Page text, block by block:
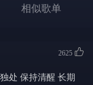
相似歌单
2625
处 保持清醒 长期